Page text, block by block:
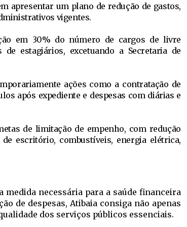
apresentar um plano de redução de gastos,
vigentes.
em 30% do número de cargos de livre
estagiários, excetuando a Secretaria de
ações como a contratação de
após expediente e despesas com diárias e
de limitação de empenho, com redução
escritório, combustíveis, energia elétrica,
necessária para a saúde financeira
de despesas, Atibaia consiga não apenas
dos serviços públicos essenciais.